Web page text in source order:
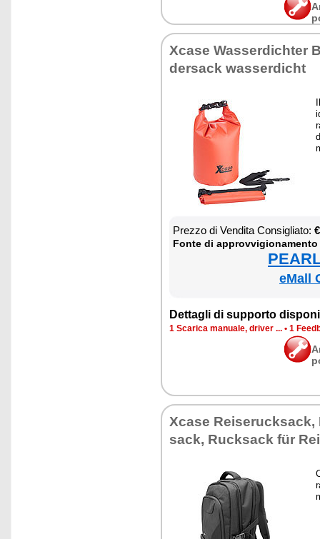
Xca­se Was­ser­di­ch­ter
der­sack was­ser­di­cht
Prez­zo di Ven­di­ta Con­si­glia­to:
Fon­te di ap­prov­vi­gio­na­men­to
eMall
Det­ta­gli di sup­por­to
1 Sca­ri­ca ma­nua­le, dri­ver ... • 1
Xca­se
sack, Ruck­sack für